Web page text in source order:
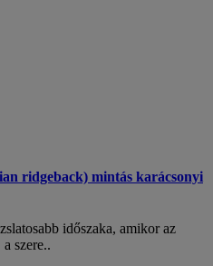
ridgeback) mintás karácsonyi
időszaka, amikor az
szere..